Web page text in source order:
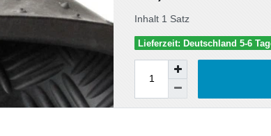
Inhalt 1 Satz
Lieferzeit: Deutschland 5-6